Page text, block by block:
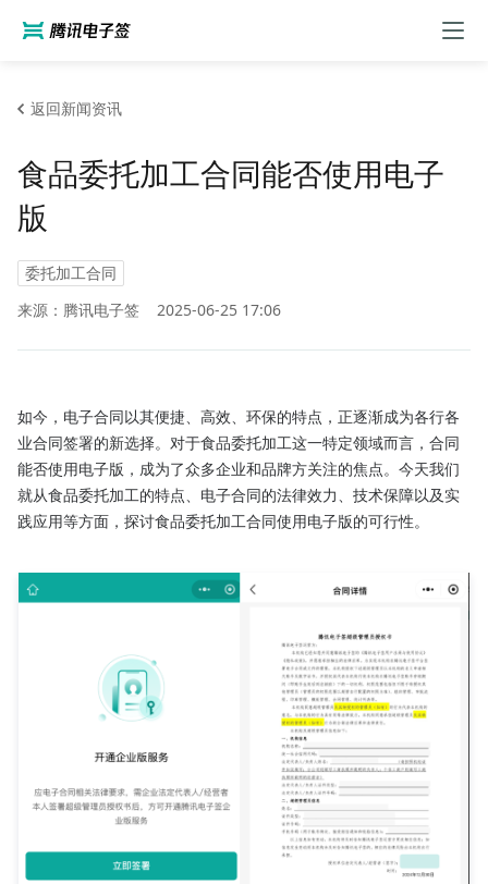
返回新闻资讯
食品委托加工合同能否使用电子
版
委托加工合同
来源：腾讯电子签
2025-06-25 17:06
如今，电子合同以其便捷、高效、环保的特点，正逐渐成为各行各
业合同签署的新选择。对于食品委托加工这一特定领域而言，合同
能否使用电子版，成为了众多企业和品牌方关注的焦点。今天我们
就从食品委托加工的特点、电子合同的法律效力、技术保障以及实
践应用等方面，探讨食品委托加工合同使用电子版的可行性。